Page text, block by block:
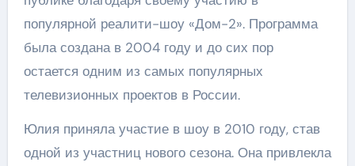
популярной реалити-шоу «Дом-2». Программа
была создана в 2004 году и до сих пор
остается одним из самых популярных
телевизионных проектов в России.
Юлия приняла участие в шоу в 2010 году, став
одной из участниц нового сезона. Она привлекла